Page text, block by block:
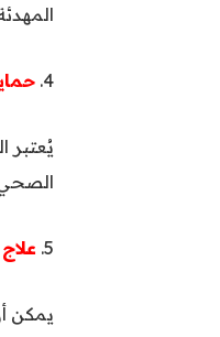
4.
يُعتبر
5. علاج
يمكن